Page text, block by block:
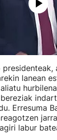
presidenteak,
lanean
Erresuma
labur